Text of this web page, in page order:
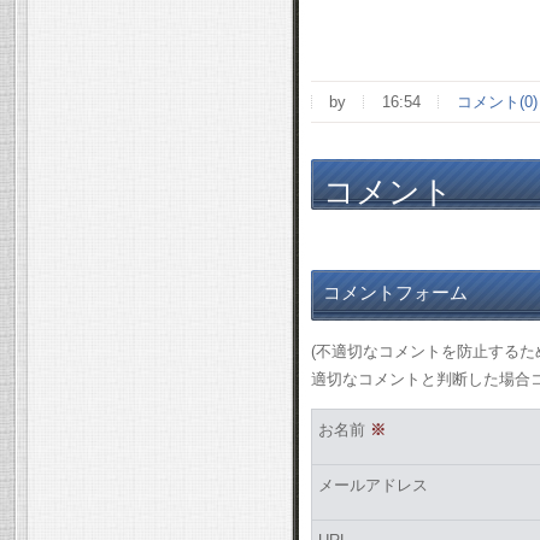
by 16:54 コメント(0)
コメント
コメントフォーム
(不適切なコメントを防止する
適切なコメントと判断した場合
お名前 ※
メールアドレス